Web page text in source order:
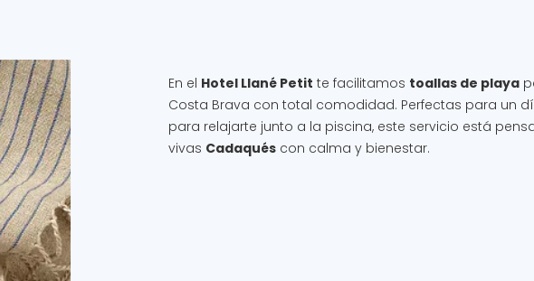
En el Hotel Llané Petit te facilitamos toallas de playa
Costa Brava con total comodidad. Perfectas para un
para relajarte junto a la piscina, este servicio está
vivas Cadaqués con calma y bienestar.